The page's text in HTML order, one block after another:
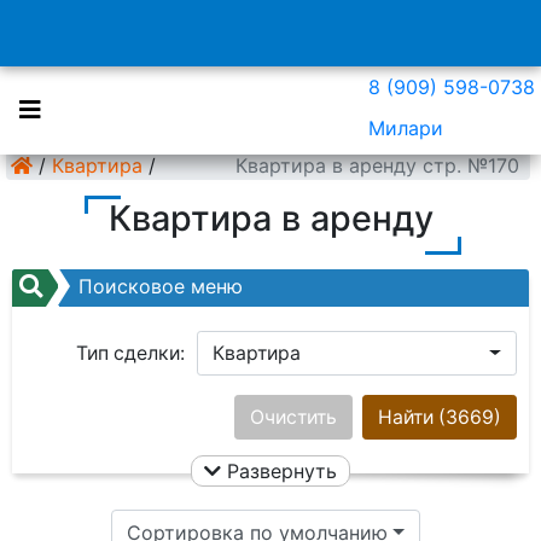
8 (909) 598-0738
Милари
/ Квартира / Квартира в аренду стр. №170
Квартира в аренду
Поисковое меню
Тип сделки: Квартира
Ничего не выбрано
Цена:
Найти (3669)
Очистить
Развернуть
Сортировка по умолчанию